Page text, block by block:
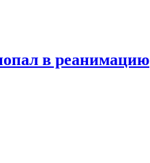
в реанимацию